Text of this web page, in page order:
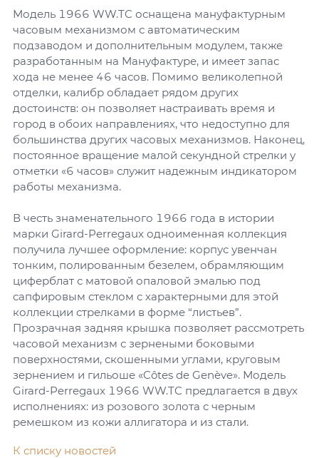
Модель 1966 WW.TC оснащена мануфактурным
часовым механизмом с автоматическим
подзаводом и дополнительным модулем, также
разработанным на Мануфактуре, и имеет запас
хода не менее 46 часов. Помимо великолепной
отделки, калибр обладает рядом других
достоинств: он позволяет настраивать время и
город в обоих направлениях, что недоступно для
большинства других часовых механизмов. Наконец,
постоянное вращение малой секундной стрелки у
отметки «6 часов» служит надежным индикатором
работы механизма.
В честь знаменательного 1966 года в истории
марки Girard-Perregaux одноименная коллекция
получила лучшее оформление: корпус увенчан
тонким, полированным безелем, обрамляющим
циферблат с матовой опаловой эмалью под
сапфировым стеклом с характерными для этой
коллекции стрелками в форме “листьев”.
Прозрачная задняя крышка позволяет рассмотреть
часовой механизм с зернеными боковыми
поверхностями, скошенными углами, круговым
зернением и гильоше «Côtes de Genève». Модель
Girard-Perregaux 1966 WW.TC предлагается в двух
исполнениях: из розового золота с черным
ремешком из кожи аллигатора и из стали.
К списку новостей